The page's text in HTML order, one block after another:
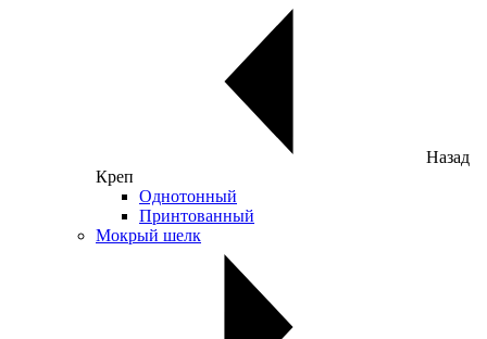
Назад
Креп
Однотонный
Принтованный
Мокрый шелк